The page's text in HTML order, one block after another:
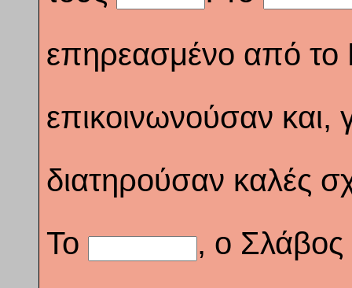
επηρεασμένο από το
επικοινωνούσαν και,
διατηρούσαν καλές
Το
, ο